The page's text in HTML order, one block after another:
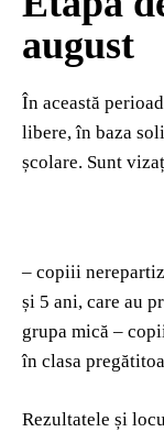
august
În această
libere, în baza
școlare. Sunt
– copiii
și 5 ani, care au
grupa mică –
în clasa
Rezultatele și